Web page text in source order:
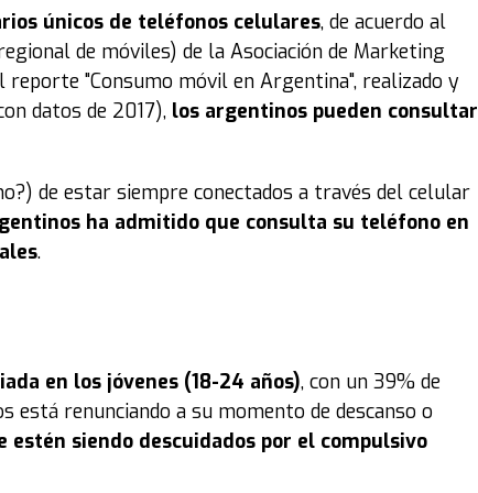
únicos de teléfonos celulares, de acuerdo al
de móviles) de la Asociación de Marketing
"Consumo móvil en Argentina", realizado y
datos de 2017), los argentinos pueden consultar
de estar siempre conectados a través del celular
ha admitido que consulta su teléfono en
.
en los jóvenes (18-24 años), con un 39% de
está renunciando a su momento de descanso o
estén siendo descuidados por el compulsivo